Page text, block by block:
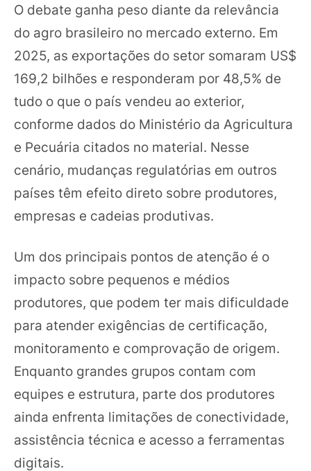
O debate ganha peso diante da relevância
do agro brasileiro no mercado externo. Em
2025, as exportações do setor somaram US$
169,2 bilhões e responderam por 48,5% de
tudo o que o país vendeu ao exterior,
conforme dados do Ministério da Agricultura
e Pecuária citados no material. Nesse
cenário, mudanças regulatórias em outros
países têm efeito direto sobre produtores,
empresas e cadeias produtivas.
Um dos principais pontos de atenção é o
impacto sobre pequenos e médios
produtores, que podem ter mais dificuldade
para atender exigências de certificação,
monitoramento e comprovação de origem.
Enquanto grandes grupos contam com
equipes e estrutura, parte dos produtores
ainda enfrenta limitações de conectividade,
assistência técnica e acesso a ferramentas
digitais.